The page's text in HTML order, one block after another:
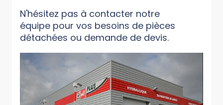
N'hésitez pas à contacter notre
équipe pour vos besoins de pièces
détachées ou demande de devis.